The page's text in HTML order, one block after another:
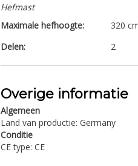
Hefmast
Maximale hefhoogte:
320
Delen:
2
Overige informatie
Algemeen
Land van productie: Germany
Conditie
CE type: CE